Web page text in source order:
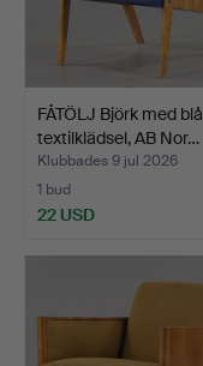
FÅTÖLJ Björk med blå
textilklädsel, AB Nor…
Klubbades 9 jul 2026
1 bud
22 USD